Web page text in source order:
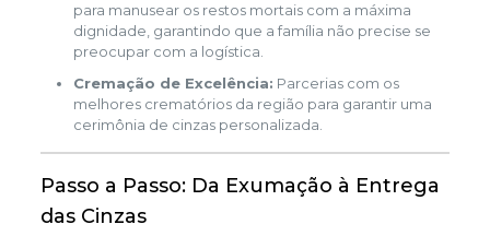
para manusear os restos mortais com a máxima
dignidade, garantindo que a família não precise se
preocupar com a logística.
Cremação de Excelência: Parcerias com os
melhores crematórios da região para garantir uma
cerimônia de cinzas personalizada.
Passo a Passo: Da Exumação à Entrega
das Cinzas